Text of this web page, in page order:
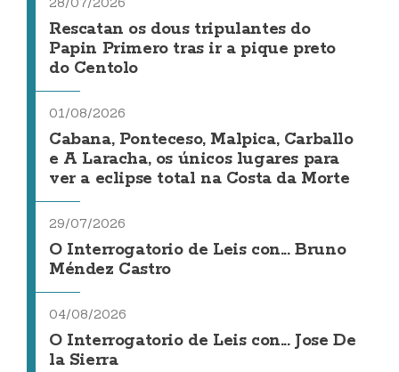
Rescatan os dous tripulantes do
Papin Primero tras ir a pique preto
do Centolo
01/08/2026
Cabana, Ponteceso, Malpica, Carballo
e A Laracha, os únicos lugares para
ver a eclipse total na Costa da Morte
29/07/2026
O Interrogatorio de Leis con... Bruno
Méndez Castro
04/08/2026
O Interrogatorio de Leis con... Jose De
la Sierra